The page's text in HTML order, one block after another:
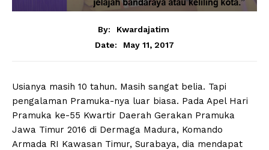
By:
Kwardajatim
Date:
May 11, 2017
Usianya masih 10 tahun. Masih sangat belia. Tapi
pengalaman Pramuka-nya luar biasa. Pada Apel Hari
Pramuka ke-55 Kwartir Daerah Gerakan Pramuka
Jawa Timur 2016 di Dermaga Madura, Komando
Armada RI Kawasan Timur, Surabaya, dia mendapat